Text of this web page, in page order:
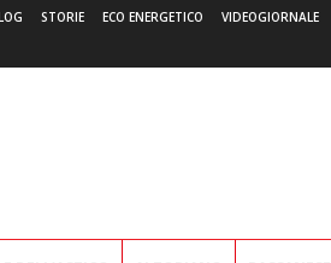
STORIE ECO ENERGETICO VIDEOGIORNALE